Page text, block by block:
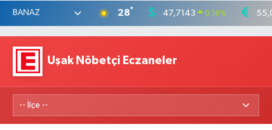
28° 47,7143 0.16%
Uşak Nöbetçi Eczaneler